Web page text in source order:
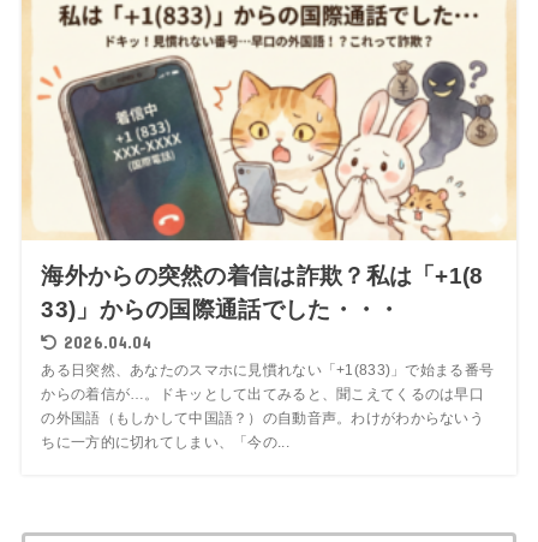
海外からの突然の着信は詐欺？私は「+1(8
33)」からの国際通話でした・・・
2026.04.04
ある日突然、あなたのスマホに見慣れない「+1(833)」で始まる番号
からの着信が…。ドキッとして出てみると、聞こえてくるのは早口
の外国語（もしかして中国語？）の自動音声。わけがわからないう
ちに一方的に切れてしまい、「今の...